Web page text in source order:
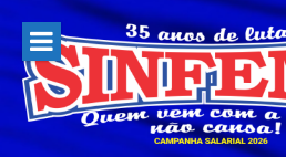
para
conteúdo